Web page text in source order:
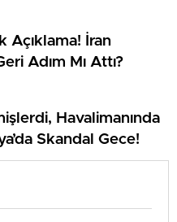
Açıklama! İran
Adım Mı Attı?
Havalimanında
Skandal Gece!